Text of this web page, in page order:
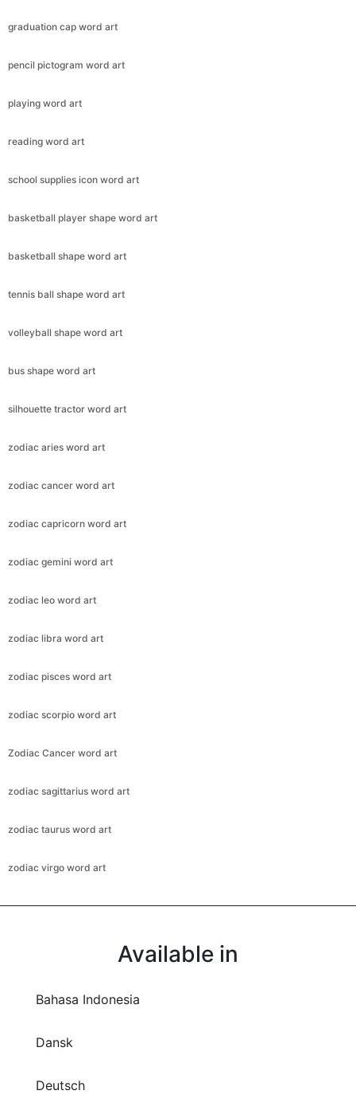
graduation cap word art
pencil pictogram word art
playing word art
reading word art
school supplies icon word art
basketball player shape word art
basketball shape word art
tennis ball shape word art
volleyball shape word art
bus shape word art
silhouette tractor word art
zodiac aries word art
zodiac cancer word art
zodiac capricorn word art
zodiac gemini word art
zodiac leo word art
zodiac libra word art
zodiac pisces word art
zodiac scorpio word art
Zodiac Cancer word art
zodiac sagittarius word art
zodiac taurus word art
zodiac virgo word art
Available in
Bahasa Indonesia
Dansk
Deutsch